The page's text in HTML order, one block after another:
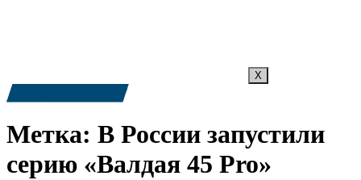
X
+7 (909) 380-4040
Метка: В России запустили
серию «Валдая 45 Pro»